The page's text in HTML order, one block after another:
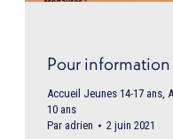
Pour information
Accueil Jeunes 14-17 ans,
10 ans
Par adrien 2 juin 2021